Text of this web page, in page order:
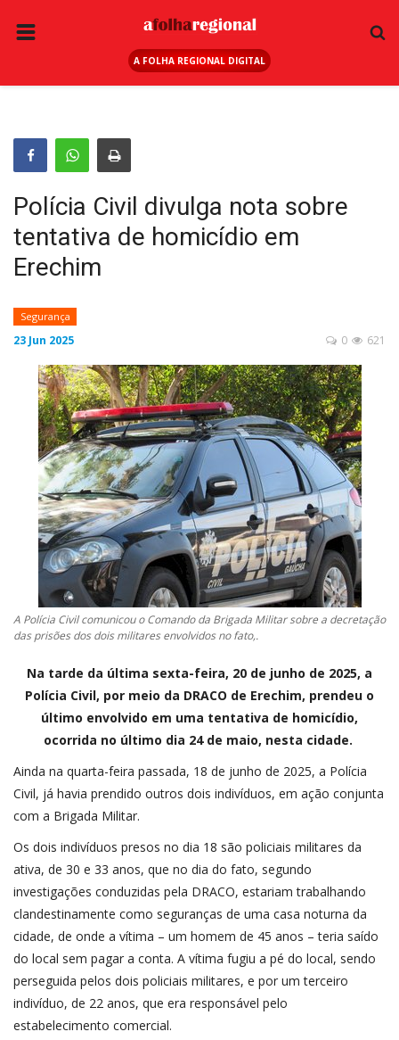
A FOLHA REGIONAL DIGITAL
ANUNCIE AQUI
ESPORTE
REGIÃO
SAÚDE
EDUCAÇÃO
SEGURANÇA
GERAL
EDITAIS
CONTATO
A FOLHA REGIONAL DIGITAL
Polícia Civil divulga nota sobre
tentativa de homicídio em
Erechim
Segurança
23 Jun 2025 621
0
A Polícia Civil comunicou o Comando da Brigada Militar sobre a decretação
das prisões dos dois militares envolvidos no fato,.
Na tarde da última sexta-feira, 20 de junho de 2025, a
Polícia Civil, por meio da DRACO de Erechim, prendeu o
último envolvido em uma tentativa de homicídio,
ocorrida no último dia 24 de maio, nesta cidade.
Ainda na quarta-feira passada, 18 de junho de 2025, a Polícia
Civil, já havia prendido outros dois indivíduos, em ação conjunta
com a Brigada Militar.
Os dois indivíduos presos no dia 18 são policiais militares da
ativa, de 30 e 33 anos, que no dia do fato, segundo
investigações conduzidas pela DRACO, estariam trabalhando
clandestinamente como seguranças de uma casa noturna da
cidade, de onde a vítima – um homem de 45 anos – teria saído
do local sem pagar a conta. A vítima fugiu a pé do local, sendo
perseguida pelos dois policiais militares, e por um terceiro
indivíduo, de 22 anos, que era responsável pelo
estabelecimento comercial.